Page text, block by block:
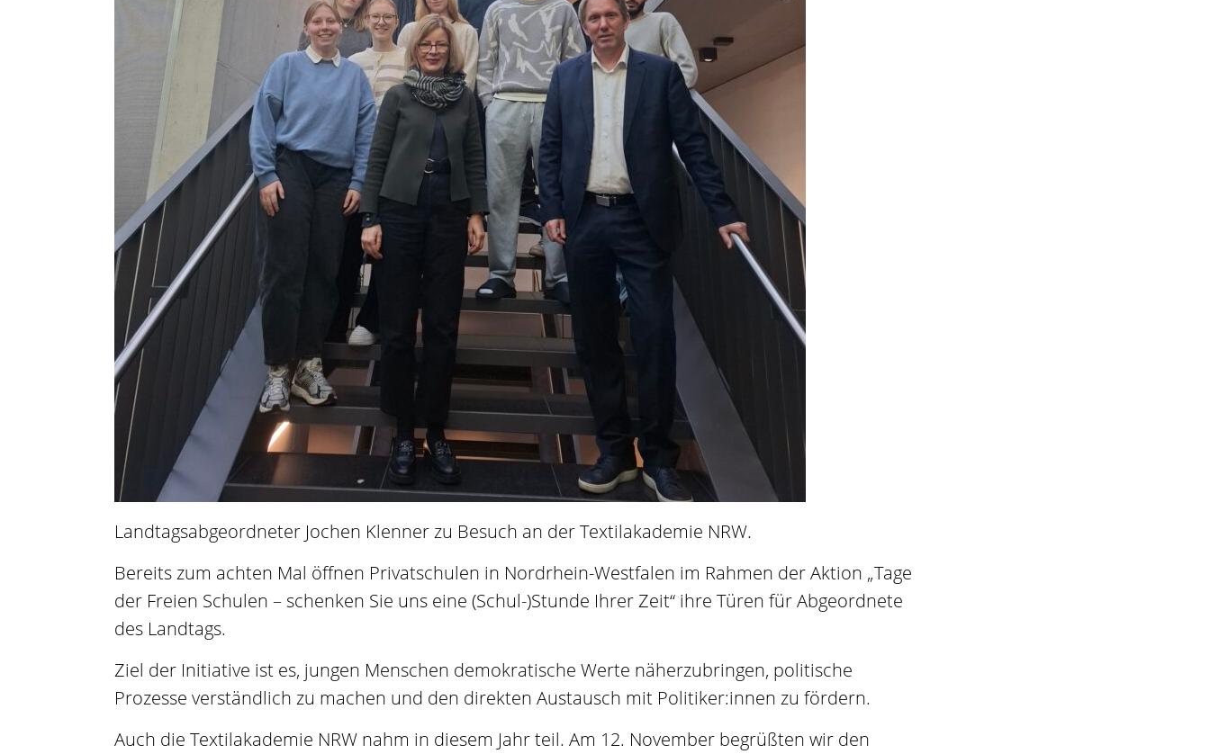
Landtagsabgeordneter Jochen Klenner zu Besuch an der Textilakademie NRW.
Bereits zum achten Mal öffnen Privatschulen in Nordrhein-Westfalen im Rahmen der Aktion „Tage
der Freien Schulen – schenken Sie uns eine (Schul-)Stunde Ihrer Zeit“ ihre Türen für Abgeordnete
des Landtags.
Ziel der Initiative ist es, jungen Menschen demokratische Werte näherzubringen, politische
Prozesse verständlich zu machen und den direkten Austausch mit Politiker:innen zu fördern.
Auch die Textilakademie NRW nahm in diesem Jahr teil. Am 12. November begrüßten wir den